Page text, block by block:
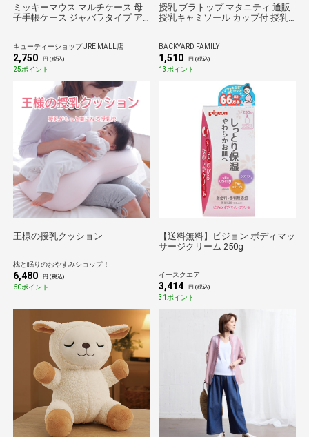
ミッキーマウス マルチケース 母
子手帳ケース ジャバラタイプ ア
キューティーショップ JRE MALL店
2,750 円 (税込)
25ポイント
授乳 ブラトップ マタニティ 通販
授乳キャミソール カップ付 授乳
ナー 授乳ブラトップ キャミソー
ル キャミ 下着 肌着 妊婦 妊娠 産
前産後 インナーウェア インナー
BACKYARD FAMILY
1,510 円 (税込)
13ポイント
王様の授乳クッション
枕と眠りのおやすみショップ！
6,480 円 (税込)
60ポイント
【送料無料】ピジョン ボディマッ
サージクリーム 250g
イースクエア
3,414 円 (税込)
31ポイント